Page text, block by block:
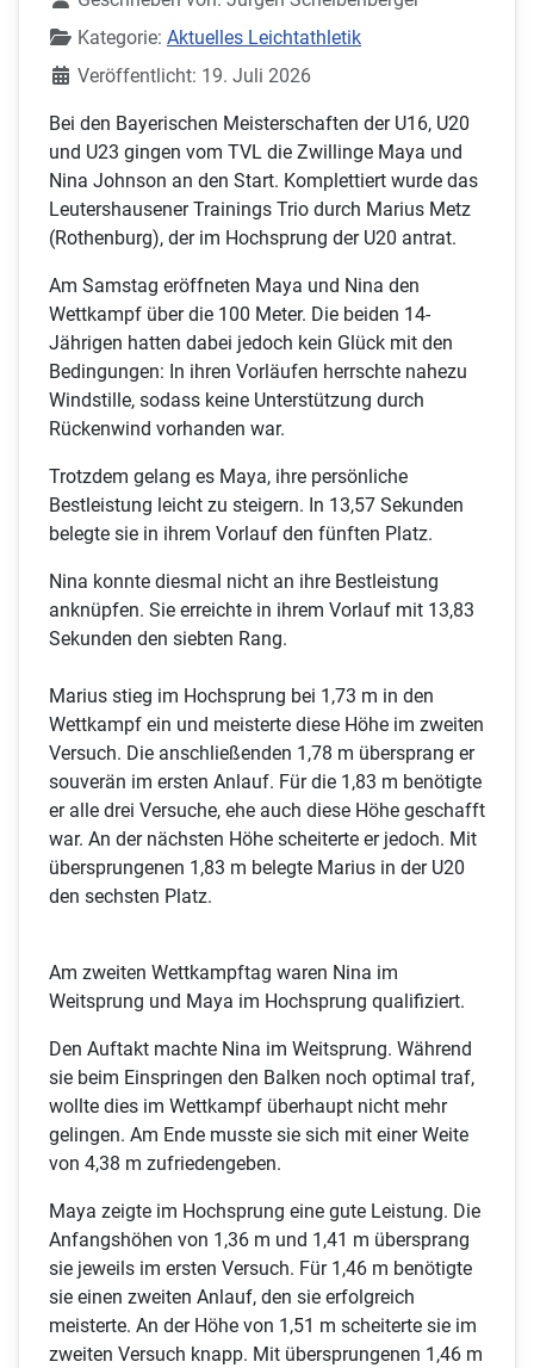
Kategorie: Aktuelles Leichtathletik
Veröffentlicht: 19. Juli 2026
Bei den Bayerischen Meisterschaften der U16, U20
und U23 gingen vom TVL die Zwillinge Maya und
Nina Johnson an den Start. Komplettiert wurde das
Leutershausener Trainings Trio durch Marius Metz
(Rothenburg), der im Hochsprung der U20 antrat.
Am Samstag eröffneten Maya und Nina den
Wettkampf über die 100 Meter. Die beiden 14-
Jährigen hatten dabei jedoch kein Glück mit den
Bedingungen: In ihren Vorläufen herrschte nahezu
Windstille, sodass keine Unterstützung durch
Rückenwind vorhanden war.
Trotzdem gelang es Maya, ihre persönliche
Bestleistung leicht zu steigern. In 13,57 Sekunden
belegte sie in ihrem Vorlauf den fünften Platz.
Nina konnte diesmal nicht an ihre Bestleistung
anknüpfen. Sie erreichte in ihrem Vorlauf mit 13,83
Sekunden den siebten Rang.
Marius stieg im Hochsprung bei 1,73 m in den
Wettkampf ein und meisterte diese Höhe im zweiten
Versuch. Die anschließenden 1,78 m übersprang er
souverän im ersten Anlauf. Für die 1,83 m benötigte
er alle drei Versuche, ehe auch diese Höhe geschafft
war. An der nächsten Höhe scheiterte er jedoch. Mit
übersprungenen 1,83 m belegte Marius in der U20
den sechsten Platz.
Am zweiten Wettkampftag waren Nina im
Weitsprung und Maya im Hochsprung qualifiziert.
Den Auftakt machte Nina im Weitsprung. Während
sie beim Einspringen den Balken noch optimal traf,
wollte dies im Wettkampf überhaupt nicht mehr
gelingen. Am Ende musste sie sich mit einer Weite
von 4,38 m zufriedengeben.
Maya zeigte im Hochsprung eine gute Leistung. Die
Anfangshöhen von 1,36 m und 1,41 m übersprang
sie jeweils im ersten Versuch. Für 1,46 m benötigte
sie einen zweiten Anlauf, den sie erfolgreich
meisterte. An der Höhe von 1,51 m scheiterte sie im
zweiten Versuch knapp. Mit übersprungenen 1,46 m